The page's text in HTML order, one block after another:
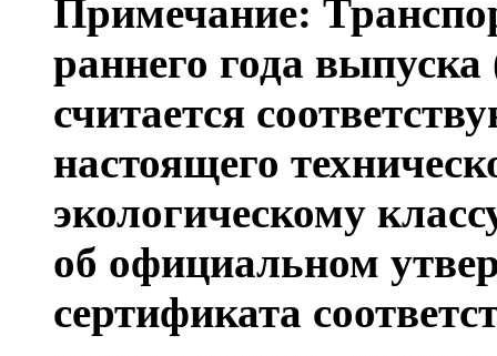
Примечание:
раннего года
считается
настоящего
экологическому
об официальном
сертификата